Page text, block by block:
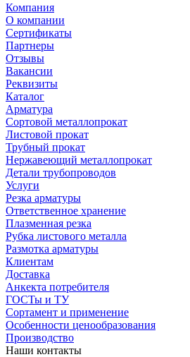
Компания
О компании
Сертификаты
Партнеры
Отзывы
Вакансии
Реквизиты
Каталог
Арматура
Сортовой металлопрокат
Листовой прокат
Трубный прокат
Нержавеющий металлопрокат
Детали трубопроводов
Услуги
Резка арматуры
Ответственное хранение
Плазменная резка
Рубка листового металла
Размотка арматуры
Клиентам
Доставка
Анкекта потребителя
ГОСТы и ТУ
Сортамент и применение
Особенности ценообразования
Производство
Наши контакты